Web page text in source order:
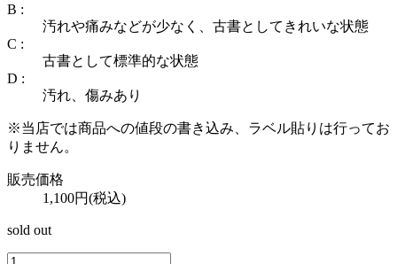
B :
汚れや痛みなどが少なく、古書としてきれいな状態
C :
古書として標準的な状態
D :
汚れ、傷みあり
※当店では商品への値段の書き込み、ラベル貼りは行ってお
りません。
販売価格
1,100円(税込)
sold out